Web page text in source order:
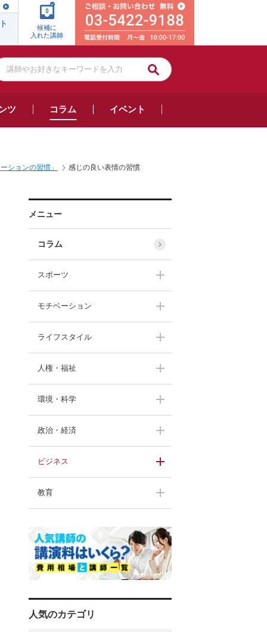
0
候補に
入れた講師
ツ コラム イベント
ションの習慣」 感じの良い表情の習慣
メニュー
コラム
スポーツ
伊藤華英
大西一平
武田美保
角盈男
奥村幸治
久保田光彦
舞の海秀平
寺廻太
山本昌邦
モチベーション
上田比呂志
渡邊洋子
渡邊洋子
北原照久
川村透
木場弘子
末木佐知
川村透
ライフスタイル
甘糟りり子
間々田佳子
山本京子
黒田英雄
長野茂
井戸美枝
中村浩子
人権・福祉
渡部陽一
中村勝雄
中村勝雄
鈴木ひとみ
小山朝子
環境・科学
村田佳壽子
末吉竹二郎
進藤勇治
清水国明
富永秀一
政治・経済
進藤勇治
藤田正美
経済スペシャリスト
内田裕子
ビジネス
牛窪万里子
井下田久幸
黒田英雄
教育
石川結貴
清水克彦
人気のカテゴリ